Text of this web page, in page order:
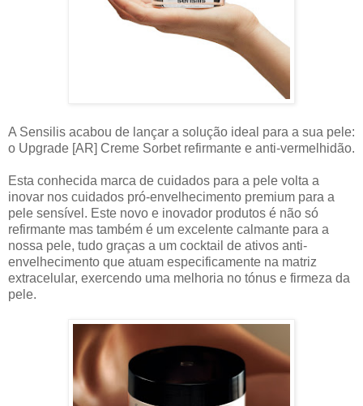
A Sensilis acabou de lançar a solução ideal para a sua pele:
o Upgrade [AR] Creme Sorbet refirmante e anti-vermelhidão.
Esta conhecida marca de cuidados para a pele volta a
inovar nos cuidados pró-envelhecimento premium para a
pele sensível. Este novo e inovador produtos é não só
refirmante mas também é um excelente calmante para a
nossa pele, tudo graças a um cocktail de ativos anti-
envelhecimento que atuam especificamente na matriz
extracelular, exercendo uma melhoria no tónus e firmeza da
pele.